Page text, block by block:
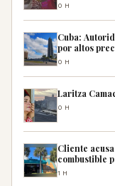
0H
Cuba:
por altos
0H
Laritza
0H
Cliente
combustible
1H